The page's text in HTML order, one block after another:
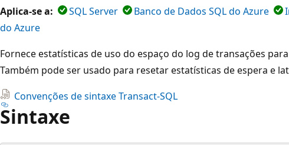
Aplica-se a: SQL Server Banco de Dados SQL do Azure
do Azure
Fornece estatísticas de uso do espaço do log de transações
Também pode ser usado para resetar estatísticas de espera e
Convenções de sintaxe Transact-SQL
Sintaxe